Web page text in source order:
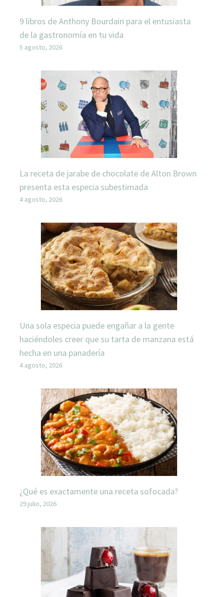
9 libros de Anthony Bourdain para el entusiasta
de la gastronomía en tu vida
5 agosto, 2026
La receta de jarabe de chocolate de Alton Brown
presenta esta especia subestimada
4 agosto, 2026
Una sola especia puede engañar a la gente
haciéndoles creer que su tarta de manzana está
hecha en una panadería
4 agosto, 2026
¿Qué es exactamente una receta sofocada?
29 julio, 2026